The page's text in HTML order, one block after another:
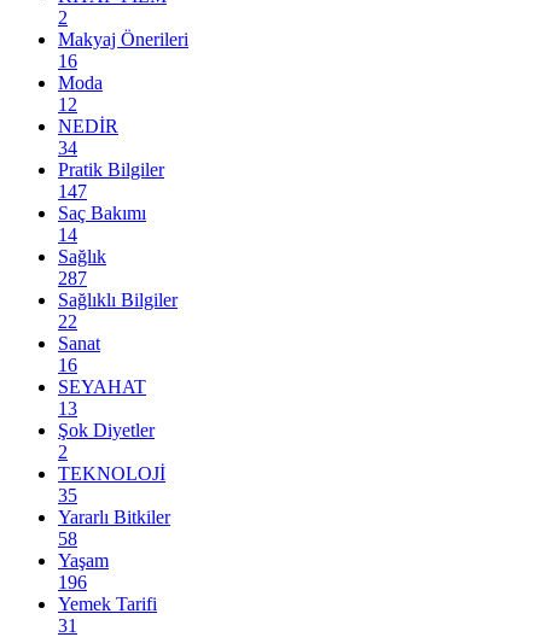
2
Makyaj Önerileri
16
Moda
12
NEDİR
34
Pratik Bilgiler
147
Saç Bakımı
14
Sağlık
287
Sağlıklı Bilgiler
22
Sanat
16
SEYAHAT
13
Şok Diyetler
2
TEKNOLOJİ
35
Yararlı Bitkiler
58
Yaşam
196
Yemek Tarifi
31